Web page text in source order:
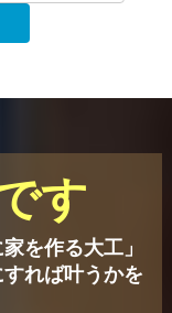
す
を作る大工」
れば叶うかを